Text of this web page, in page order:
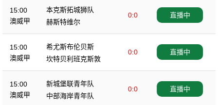
15:00
澳威甲
本克斯拓城狮队
0:0
赫斯特维尔
直播中
15:00
澳威甲
希尤斯布伦贝斯
0:0
坎特贝利班克斯敦
直播中
15:00
澳威甲
新城堡联青年队
0:0
中部海岸青年队
直播中